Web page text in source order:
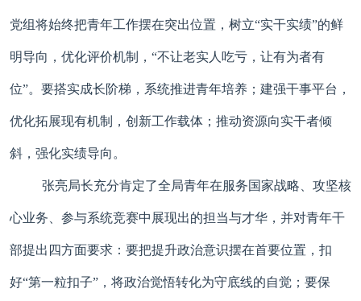
党组将始终把青年工作摆在突出位置，树立“实干实绩”的鲜
明导向，优化评价机制，“不让老实人吃亏，让有为者有
位”。要搭实成长阶梯，系统推进青年培养；建强干事平台，
优化拓展现有机制，创新工作载体；推动资源向实干者倾
斜，强化实绩导向。
张亮局长充分肯定了全局青年在服务国家战略、攻坚核
心业务、参与系统竞赛中展现出的担当与才华，并对青年干
部提出四方面要求：要把提升政治意识摆在首要位置，扣
好“第一粒扣子”，将政治觉悟转化为守底线的自觉；要保